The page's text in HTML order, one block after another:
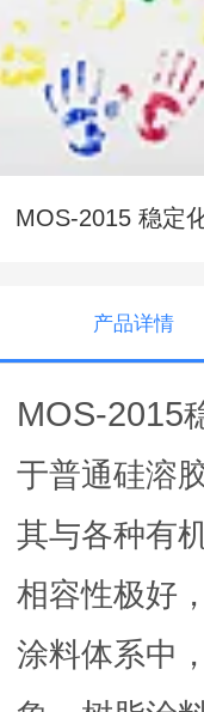
MOS-2015 稳定
产品详情
MOS-2015
于普通硅溶
其与各种有
相容性极好
涂料体系中